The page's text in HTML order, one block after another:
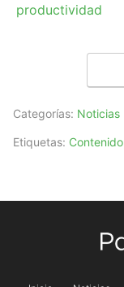
productividad
Categorías: Noticias
Etiquetas: Contenido